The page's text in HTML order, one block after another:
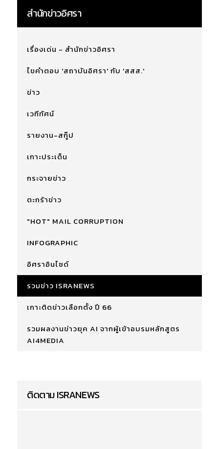
สำนักข่าวอิศรา
เรื่องเด่น - สำนักข่าวอิศรา
ไขคำตอบ 'สถาบันอิศรา' กับ 'สสส.'
ข่าว
เวทีทัศน์
รายงาน-สกู๊ป
เกาะประเด็น
กระจายข่าว
ตะกร้าข่าว
"HOT" MAIL CORRUPTION
INFOGRAPHIC
อิศราอินไซด์
รวมข่าว ISRANEWS
เกาะติดข่าวเลือกตั้ง ปี 66
รวมผลงานข่าวยุค AI จากผู้เข้าอบรมหลักสูตร
AI4MEDIA
ติดตาม ISRANEWS